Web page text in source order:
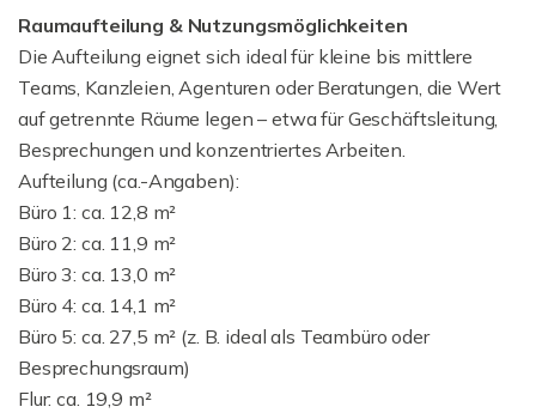
Raumaufteilung & Nutzungsmöglichkeiten
Die Aufteilung eignet sich ideal für kleine bis mittlere
Teams, Kanzleien, Agenturen oder Beratungen, die Wert
auf getrennte Räume legen – etwa für Geschäftsleitung,
Besprechungen und konzentriertes Arbeiten.
Aufteilung (ca.-Angaben):
Büro 1: ca. 12,8 m²
Büro 2: ca. 11,9 m²
Büro 3: ca. 13,0 m²
Büro 4: ca. 14,1 m²
Büro 5: ca. 27,5 m² (z. B. ideal als Teambüro oder
Besprechungsraum)
Flur: ca. 19,9 m²